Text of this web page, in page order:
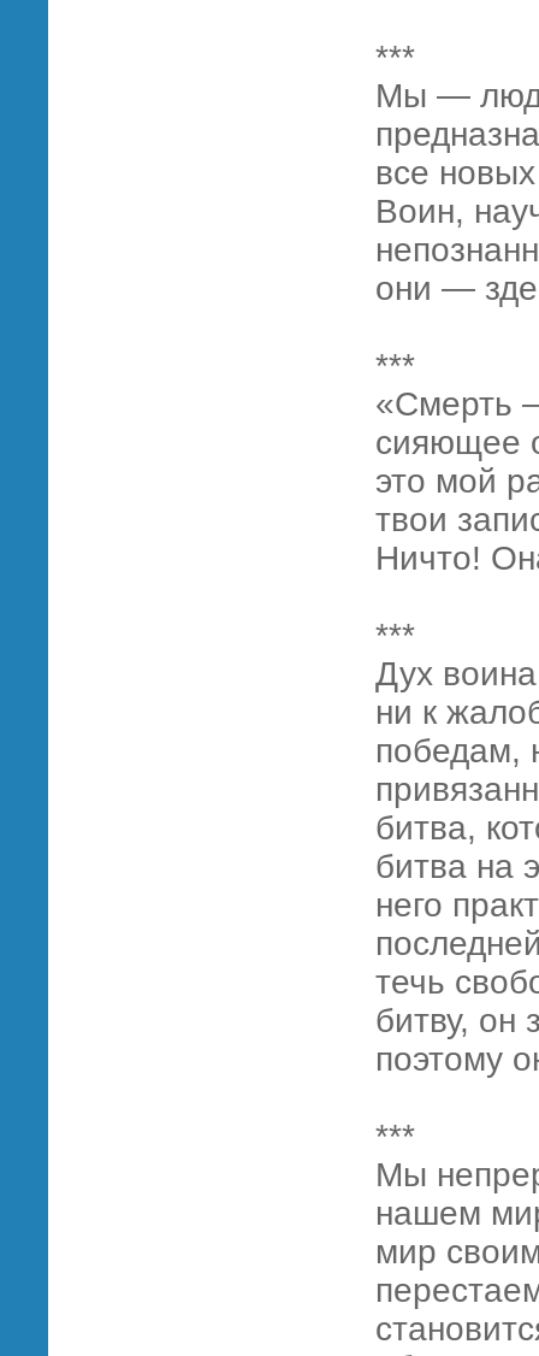
***
Мы —
все
Воин,
они —
***
«Смерть
сияющее
это мой
твои
Ничто!
***
Дух
ни к
победам,
битва,
битва на
него
течь
битву, он
поэтому
***
Мы
нашем
мир